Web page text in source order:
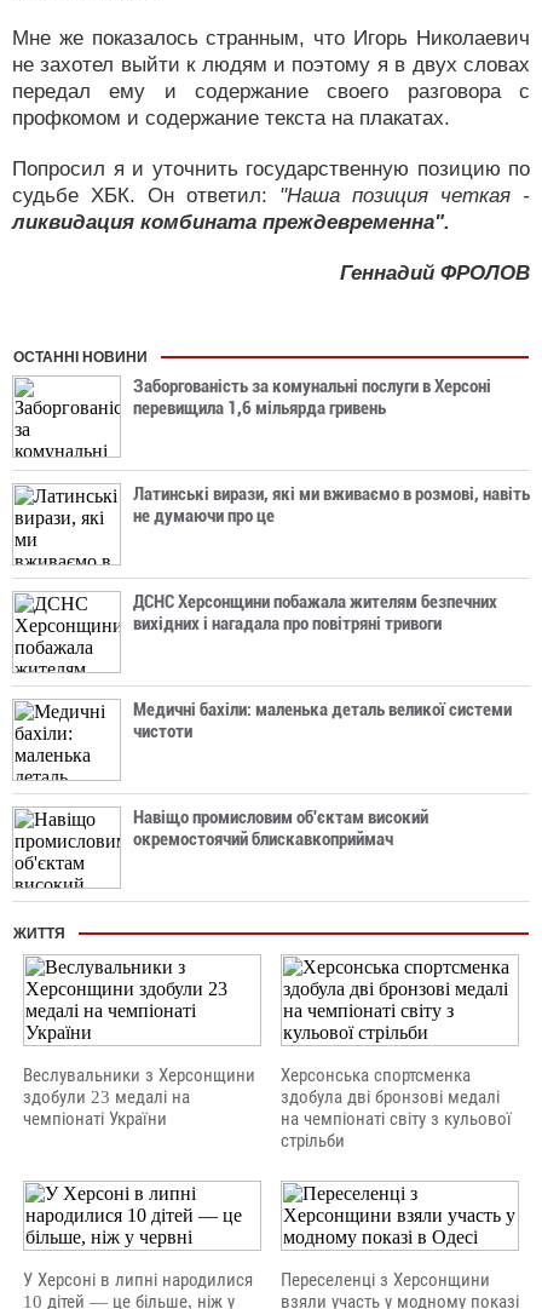
Мне же показалось странным, что Игорь Николаевич
не захотел выйти к людям и поэтому я в двух словах
передал ему и содержание своего разговора с
профкомом и содержание текста на плакатах.
Попросил я и уточнить государственную позицию по
судьбе ХБК. Он ответил: "Наша позиция четкая -
ликвидация комбината преждевременна".
Геннадий ФРОЛОВ
ОСТАННІ НОВИНИ
Заборгованість за комунальні послуги в Херсоні
перевищила 1,6 мільярда гривень
Латинські вирази, які ми вживаємо в розмові, навіть
не думаючи про це
ДСНС Херсонщини побажала жителям безпечних
вихідних і нагадала про повітряні тривоги
Медичні бахіли: маленька деталь великої системи
чистоти
Навіщо промисловим об'єктам високий
окремостоячий блискавкоприймач
ЖИТТЯ
Веслувальники з Херсонщини
здобули 23 медалі на
чемпіонаті України
Херсонська спортсменка
здобула дві бронзові медалі
на чемпіонаті світу з кульової
стрільби
У Херсоні в липні народилися
10 дітей — це більше, ніж у
Переселенці з Херсонщини
взяли участь у модному показі